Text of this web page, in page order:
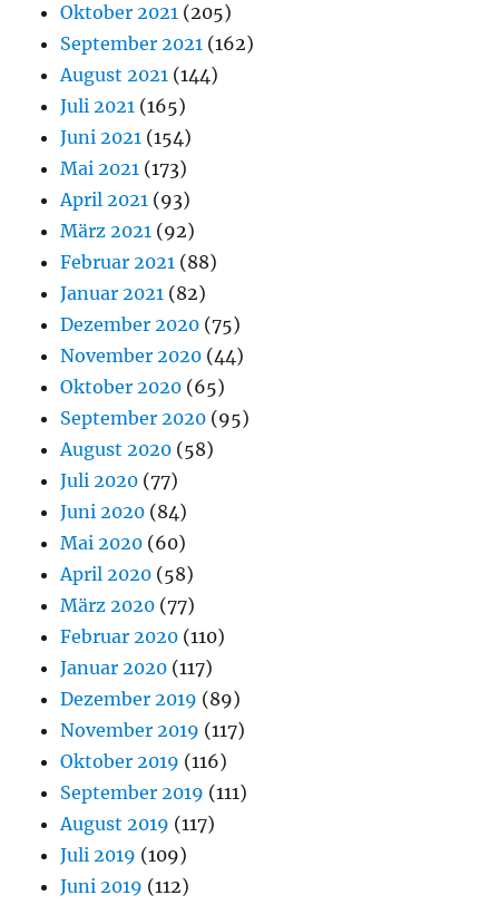
Oktober 2021 (205)
September 2021 (162)
August 2021 (144)
Juli 2021 (165)
Juni 2021 (154)
Mai 2021 (173)
April 2021 (93)
März 2021 (92)
Februar 2021 (88)
Januar 2021 (82)
Dezember 2020 (75)
November 2020 (44)
Oktober 2020 (65)
September 2020 (95)
August 2020 (58)
Juli 2020 (77)
Juni 2020 (84)
Mai 2020 (60)
April 2020 (58)
März 2020 (77)
Februar 2020 (110)
Januar 2020 (117)
Dezember 2019 (89)
November 2019 (117)
Oktober 2019 (116)
September 2019 (111)
August 2019 (117)
Juli 2019 (109)
Juni 2019 (112)